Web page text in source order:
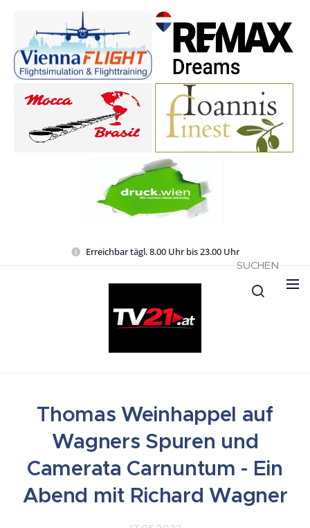
Erreichbar tägl. 8.00 Uhr bis 23.00 Uhr
SUCHEN
Thomas Weinhappel auf
Wagners Spuren und
Camerata Carnuntum - Ein
Abend mit Richard Wagner